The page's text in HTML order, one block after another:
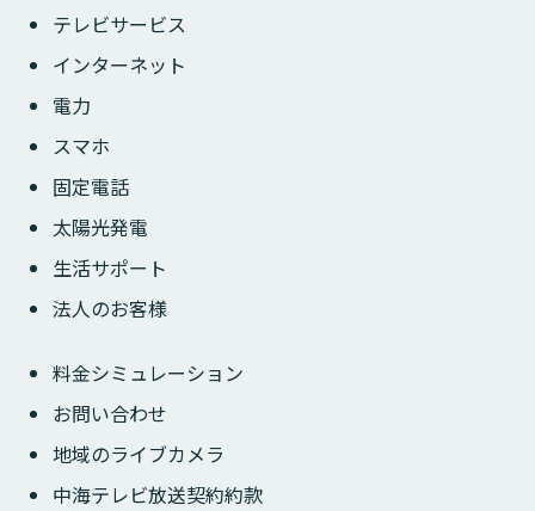
テレビサービス
インターネット
電力
スマホ
固定電話
太陽光発電
生活サポート
法人のお客様
料金シミュレーション
お問い合わせ
地域のライブカメラ
中海テレビ放送契約約款